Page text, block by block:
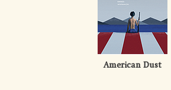
American Dust